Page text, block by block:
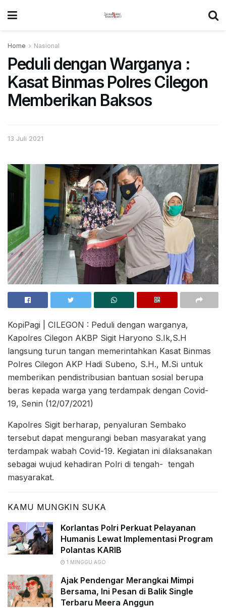
Home Nasional
Peduli dengan Warganya :
Kasat Binmas Polres Cilegon
Memberikan Baksos
13 Juli 2021
KopiPagi | CILEGON : Peduli dengan warganya,
Kapolres Cilegon AKBP Sigit Haryono S.Ik,S.H
langsung turun tangan memerintahkan Kasat Binmas
Polres Cilegon AKP Hadi Subeno, S.H., M.Si untuk
memberikan pendistribusian bantuan sosial berupa
beras kepada warga yang terdampak dengan Covid-
19, Senin (12/07/2021)
Kapolres Sigit berharap, penyaluran Sembako
tersebut dapat mengurangi beban masyarakat yang
terdampak wabah Covid-19. Kegiatan ini dilaksanakan
sebagai wujud kehadiran Polri di tengah- tengah
masyarakat.
KAMU MUNGKIN SUKA
Korlantas Polri Perkuat Pelayanan
Humanis Lewat Implementasi Program
Polantas KARIB
1 MINGGU AGO
Ajak Pendengar Merangkai Mimpi
Bersama, Ini Pesan di Balik Single
Terbaru Meera Anggun